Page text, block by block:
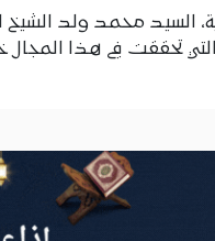
السيد محمد ولد الشيخ
تحققت في هذا المجال